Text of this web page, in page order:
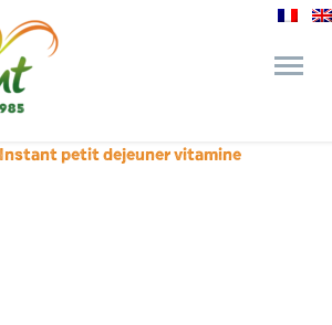
Instant petit dejeuner vitamine